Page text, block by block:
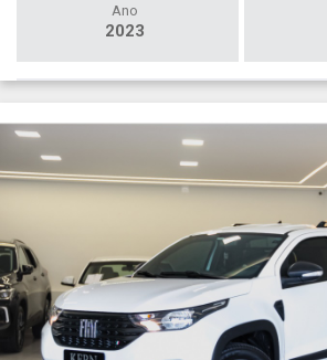
Ano
2023